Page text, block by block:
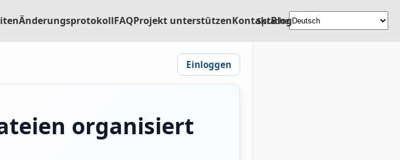
ÄnderungsprotokollFAQProjekt unterstützenKontaktBlog
Sprache
Einloggen
organisiert